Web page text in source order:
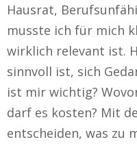
Hausrat,
musste ich für mich
wirklich relevant ist.
sinnvoll ist, sich
ist mir wichtig?
darf es kosten? Mit
entscheiden, was zu